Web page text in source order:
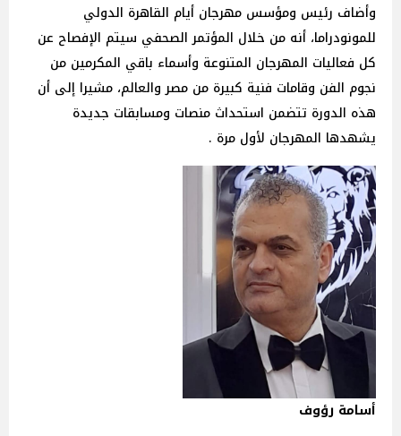
وأضاف رئيس ومؤسس مهرجان أيام القاهرة الدولي
للمونودراما، أنه من خلال المؤتمر الصحفي سيتم الإفصاح عن
كل فعاليات المهرجان المتنوعة وأسماء باقي المكرمين من
نجوم الفن وقامات فنية كبيرة من مصر والعالم، مشيرا إلى أن
هذه الدورة تتضمن استحداث منصات ومسابقات جديدة
يشهدها المهرجان لأول مرة .
أسامة رؤوف